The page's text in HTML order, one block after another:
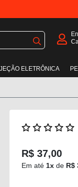
ELETRÔNICA
R$ 37,00
Em até 1x de R$